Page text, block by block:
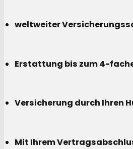
weltweiter
Erstattung bis zum 4-
Versicherung durch Ihren
Mit Ihrem